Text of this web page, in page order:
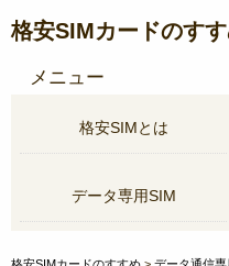
格安SIMカードのす
メニュー
格安SIMとは
データ専用SIM